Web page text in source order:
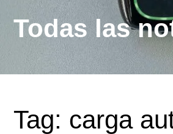
Todas las
Tag: carga